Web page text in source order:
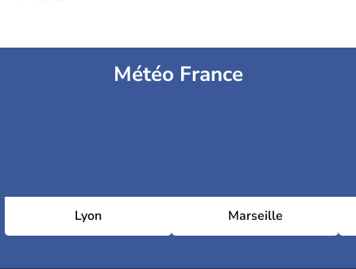
Météo France
Lyon Marseille